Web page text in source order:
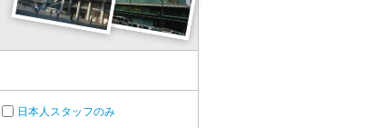
日本人スタッフのみ